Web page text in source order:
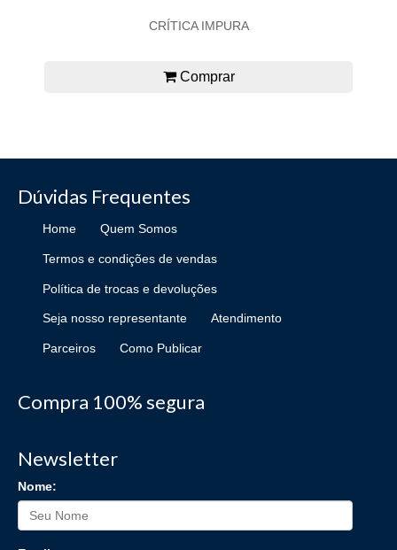
CRÍTICA IMPURA
Comprar
Dúvidas Frequentes
Home Quem Somos
Termos e condições de vendas
Política de trocas e devoluções
Seja nosso representante Atendimento
Parceiros Como Publicar
Compra 100% segura
Newsletter
Nome: